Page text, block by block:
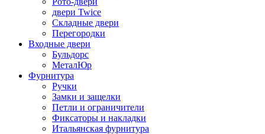
двери Twice
Складные двери
Перегородки
Входные двери
Бульдорс
МеталЮр
Фурнитура
Ручки
Замки и защелки
Петли и ограничители
Фиксаторы и накладки
Итальянская фурнитура